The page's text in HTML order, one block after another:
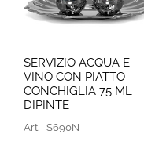
SERVIZIO ACQUA E
VINO CON PIATTO
CONCHIGLIA 75 ML
DIPINTE
Art. S690N